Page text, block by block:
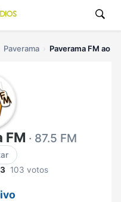
Paverama Paverama FM ao
FM · 87.5 FM
103 votos